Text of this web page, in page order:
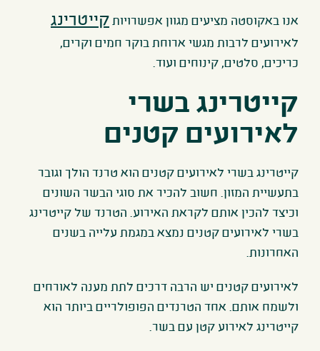
אנו באקוסטה מציעים מגוון אפשרויותקייטרינג
לאירועים לרבות מגשי ארוחת בוקר חמים וקרים,
כריכים, סלטים, קינוחים ועוד.
קייטרינג בשרי
לאירועים קטנים
קייטרינג בשרי לאירועים קטנים הוא טרנד הולך וגובר
בתעשיית המזון. חשוב להכיר את סוגי הבשר השונים
וכיצד להכין אותם לקראת האירוע. הטרנד של קייטרינג
בשרי לאירועים קטנים נמצא במגמת עלייה בשנים
האחרונות.
לאירועים קטנים יש הרבה דרכים לתת מענה לאורחים
ולשמח אותם. אחד הטרנדים הפופולריים ביותר הוא
קייטרינג לאירוע קטן עם בשר.